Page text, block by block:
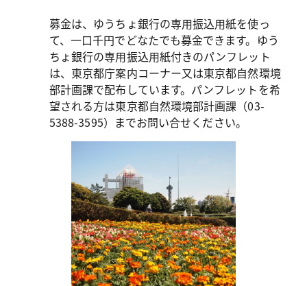
募金は、ゆうちょ銀行の専用振込用紙を使っ
て、一口千円でどなたでも募金できます。ゆう
ちょ銀行の専用振込用紙付きのパンフレット
は、東京都庁案内コーナー又は東京都自然環境
部計画課で配布しています。パンフレットを希
望される方は東京都自然環境部計画課（03-
5388-3595）までお問い合せください。